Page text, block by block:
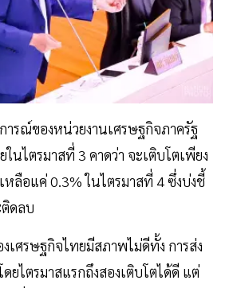
ารณ์ของหน่วยงานเศรษฐกิจภาครัฐ
นไตรมาสที่ 3 คาดว่า จะเติบโตเพียง
หลือแค่ 0.3% ในไตรมาสที่ 4 ซึ่งบ่งชี้
ติดลบ
เศรษฐกิจไทยมีสภาพไม่ดีทั้ง การส่ง
ยไตรมาสแรกถึงสองเติบโตได้ดี แต่